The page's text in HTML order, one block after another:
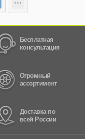
Бесплатная
консультация
Огромный
ассортимент
Доставка по
всей России